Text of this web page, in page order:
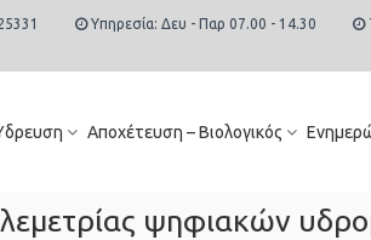
Υπηρεσία: Δευ - Παρ 07.00 - 14.30
Αποχέτευση – Βιολογικός
ψηφιακών